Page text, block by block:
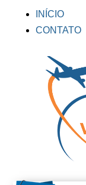
INÍCIO
CONTATO